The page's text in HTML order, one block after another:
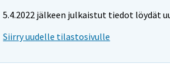
5.4.2022 jälkeen julkaistut tiedot löydät
Siirry uudelle tilastosivulle